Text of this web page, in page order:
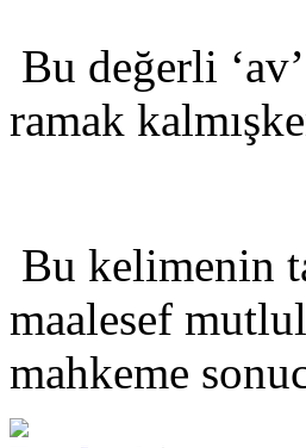
Bu değerli
ramak
Bu kelimenin
maalesef
mahkeme